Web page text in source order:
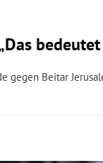
gegen Beitar